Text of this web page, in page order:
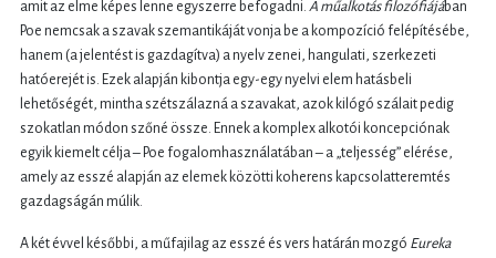
amit az elme képes lenne egyszerre befogadni. A műalkotás filozófiájában
Poe nemcsak a szavak szemantikáját vonja be a kompozíció felépítésébe,
hanem (a jelentést is gazdagítva) a nyelv zenei, hangulati, szerkezeti
hatóerejét is. Ezek alapján kibontja egy-egy nyelvi elem hatásbeli
lehetőségét, mintha szétszálazná a szavakat, azok kilógó szálait pedig
szokatlan módon szőné össze. Ennek a komplex alkotói koncepciónak
egyik kiemelt célja – Poe fogalomhasználatában – a „teljesség” elérése,
amely az esszé alapján az elemek közötti koherens kapcsolatteremtés
gazdagságán múlik.
A két évvel későbbi, a műfajilag az esszé és vers határán mozgó Eureka